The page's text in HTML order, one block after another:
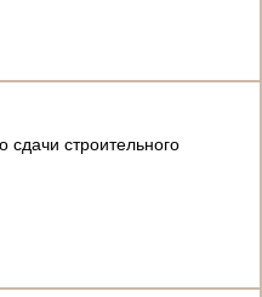
сдачи строительного